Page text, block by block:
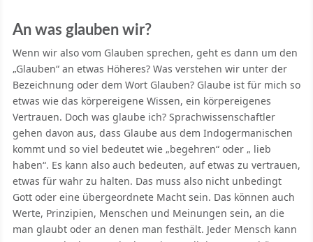
An was glauben wir?
Wenn wir also vom Glauben sprechen, geht es dann um den
„Glauben“ an etwas Höheres? Was verstehen wir unter der
Bezeichnung oder dem Wort Glauben? Glaube ist für mich so
etwas wie das körpereigene Wissen, ein körpereigenes
Vertrauen. Doch was glaube ich? Sprachwissenschaftler
gehen davon aus, dass Glaube aus dem Indogermanischen
kommt und so viel bedeutet wie „begehren“ oder „ lieb
haben“. Es kann also auch bedeuten, auf etwas zu vertrauen,
etwas für wahr zu halten. Das muss also nicht unbedingt
Gott oder eine übergeordnete Macht sein. Das können auch
Werte, Prinzipien, Menschen und Meinungen sein, an die
man glaubt oder an denen man festhält. Jeder Mensch kann